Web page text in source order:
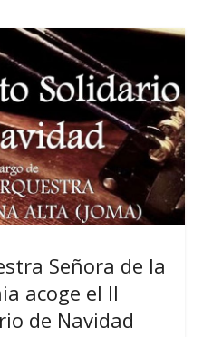
Señora de la
acoge el II
de Navidad